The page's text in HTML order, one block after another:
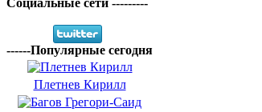
Социальные сети ---------
------Популярные сегодня
Плетнев Кирилл